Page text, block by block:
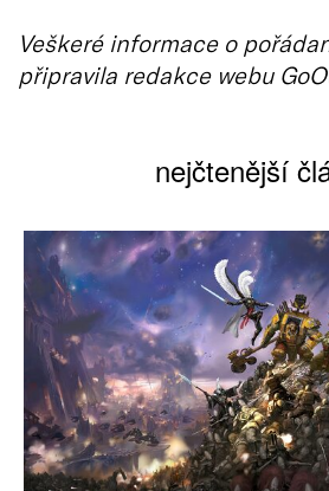
Veškeré informace o
připravila redakce webu
nejčtenější